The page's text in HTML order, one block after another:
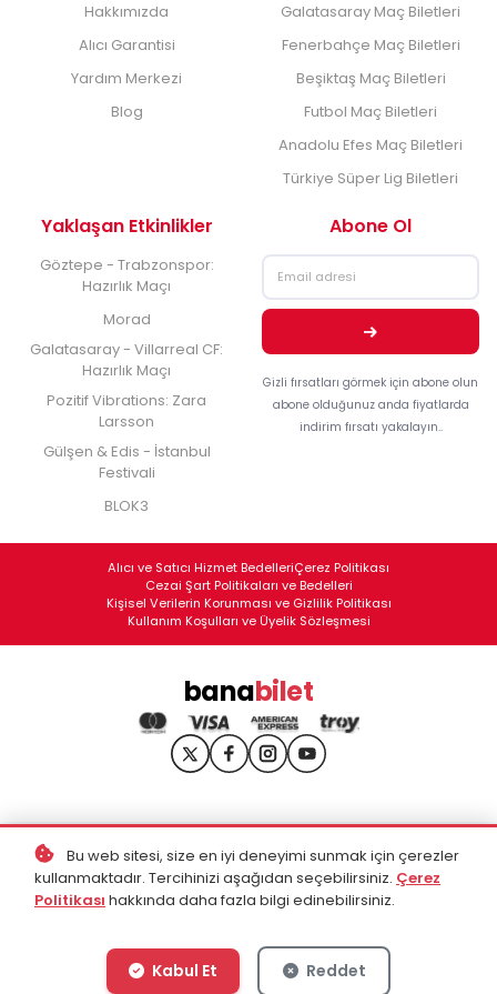
Hakkımızda
Alıcı Garantisi
Yardım Merkezi
Blog
Galatasaray Maç Biletleri
Fenerbahçe Maç Biletleri
Beşiktaş Maç Biletleri
Futbol Maç Biletleri
Anadolu Efes Maç Biletleri
Türkiye Süper Lig Biletleri
Yaklaşan Etkinlikler
Göztepe - Trabzonspor:
Hazırlık Maçı
Morad
Galatasaray - Villarreal CF:
Hazırlık Maçı
Pozitif Vibrations: Zara
Larsson
Gülşen & Edis - İstanbul
Festivali
BLOK3
Abone Ol
Gizli fırsatları görmek için abone olun
abone olduğunuz anda fiyatlarda
indirim fırsatı yakalayın..
Alıcı ve Satıcı Hizmet BedelleriÇerez Politikası
Cezai Şart Politikaları ve Bedelleri
Kişisel Verilerin Korunması ve Gizlilik Politikası
Kullanım Koşulları ve Üyelik Sözleşmesi
banabilet
Bu web sitesi, size en iyi deneyimi sunmak için çerezler
kullanmaktadır. Tercihinizi aşağıdan seçebilirsiniz. Çerez
Politikası hakkında daha fazla bilgi edinebilirsiniz.
Kabul Et Reddet